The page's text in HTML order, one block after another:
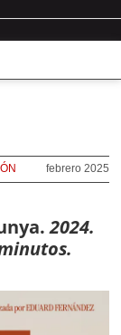
febrero 2025
2024.